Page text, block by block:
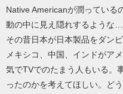
Native Americanが潤っている
動の中に見え隠れするような…
その昔日本が日本製品をダン
メキシコ、中国、インドがア
気でTVでのたまう人もいる。
ったのかを考えてほしい。ど